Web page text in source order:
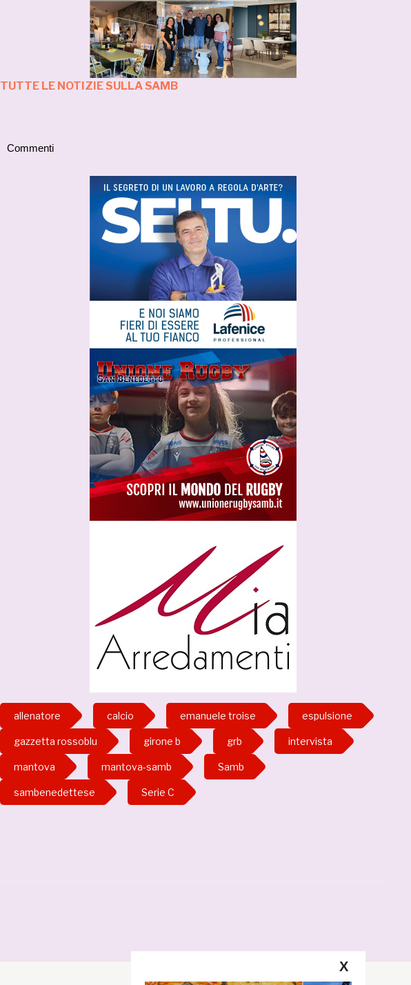
TUTTE LE NOTIZIE SULLA SAMB
Commenti
allenatore calcio emanuele troise espulsione
gazzetta rossoblu girone b grb intervista
mantova mantova-samb Samb
sambenedettese Serie C
X